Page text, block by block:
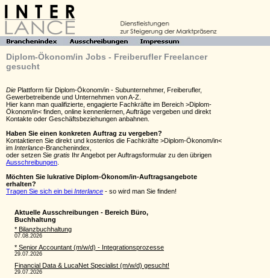
Diplom-Ökonom/in Jobs - Freiberufler Freelancer
gesucht
Die Plattform für Diplom-Ökonom/in - Subunternehmer, Freiberufler,
Gewerbetreibende und Unternehmen von A-Z.
Hier kann man qualifizierte, engagierte Fachkräfte im Bereich >Diplom-
Ökonom/in< finden, online kennenlernen, Aufträge vergeben und direkt
Kontakte oder Geschäftsbeziehungen anbahnen.
Haben Sie einen konkreten Auftrag zu vergeben?
Kontaktieren Sie direkt und kostenlos die Fachkräfte >Diplom-Ökonom/in<
im Interlance-Branchenindex,
oder setzen Sie gratis Ihr Angebot per Auftragsformular zu den übrigen
Ausschreibungen
Möchten Sie lukrative Diplom-Ökonom/in-Auftragsangebote
erhalten?
Tragen Sie sich ein bei Interlance - so wird man Sie finden!